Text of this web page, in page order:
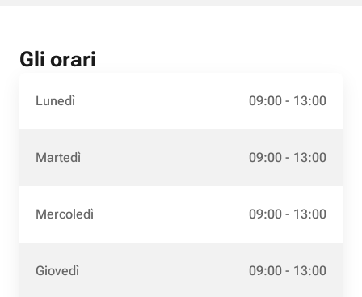
Gli orari
Lunedì 09:00 - 13:00
Martedì 09:00 - 13:00
Mercoledì 09:00 - 13:00
Giovedì 09:00 - 13:00